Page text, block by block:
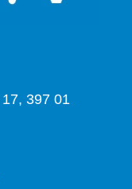
397 01